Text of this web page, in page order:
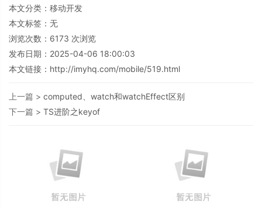
本文分类： 移动开发
本文标签：无
浏览次数： 6173 次浏览
发布日期：2025-04-06 18:00:03
本文链接： http://imyhq.com/mobile/519.html
上一篇 > computed、watch和watchEffect区别
下一篇 > TS进阶之keyof